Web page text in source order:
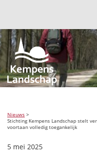
Nieuws >
Stichting Kempens Landschap stelt
voortaan volledig toegankelijk
5 mei 2025